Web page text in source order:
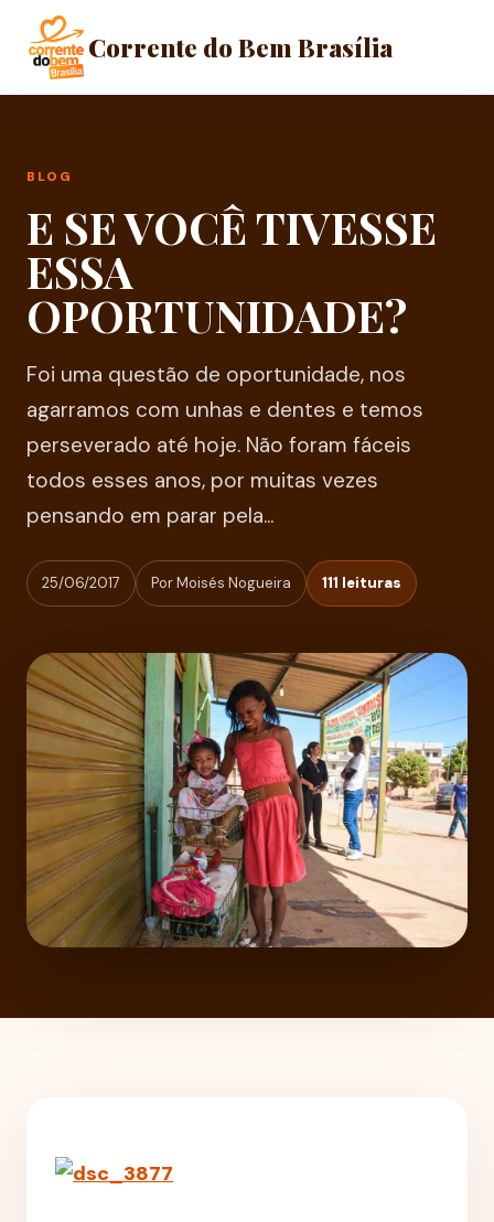
Corrente do Bem Brasília
BLOG
E SE VOCÊ TIVESSE
ESSA
OPORTUNIDADE?
Foi uma questão de oportunidade, nos
agarramos com unhas e dentes e temos
perseverado até hoje. Não foram fáceis
todos esses anos, por muitas vezes
pensando em parar pela...
25/06/2017 Por Moisés Nogueira 111 leituras